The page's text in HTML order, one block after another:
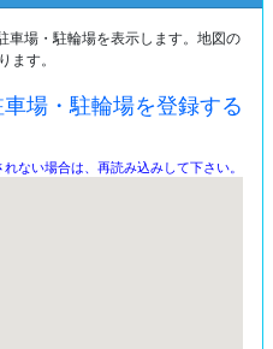
車場・駐輪場を表示します。地図の
ます。
場・駐輪場を登録する
ない場合は、再読み込みして下さい。